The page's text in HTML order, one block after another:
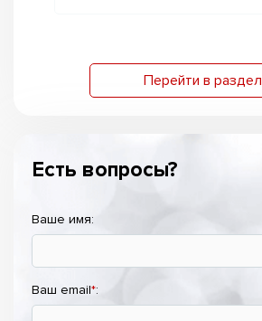
Перейти в раздел
Есть вопросы?
Ваше имя:
Ваш email*: